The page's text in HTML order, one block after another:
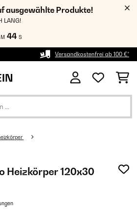
ausgewählte Produkte!
LANG!
M 43 S
Versandkostenfrei ab 100 €*
Heizkörper 120x30